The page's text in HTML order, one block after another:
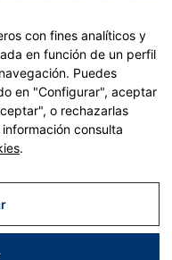
– Financiado por
por el Reglamento (UE)
Consejo, de 12 de febrero
PRTR gestionado por el
con fines analíticos y
en función de un perfil
Puedes
en "Configurar", aceptar
o rechazarlas
consulta
.